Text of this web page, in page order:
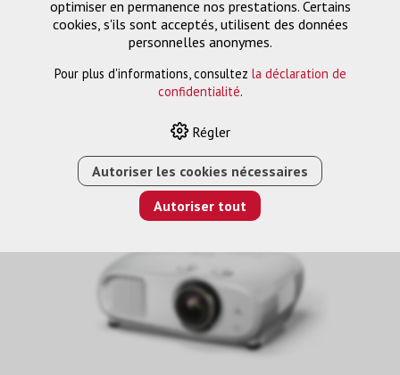
Projecteurs
PROJECTION
TW7100 3LCD PROJECTEUR, FULL HD, 3000 CLO
optimiser en permanence nos prestations. Certains
cookies, s'ils sont acceptés, utilisent des données
personnelles anonymes.
Pour plus d'informations, consultez la déclaration de
confidentialité.
Régler
Autoriser les cookies nécessaires
Autoriser tout